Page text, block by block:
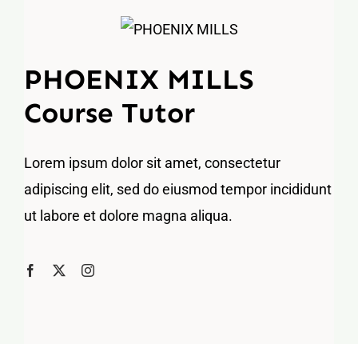
PHOENIX MILLS
Course Tutor
Lorem ipsum dolor sit amet, consectetur
adipiscing elit, sed do eiusmod tempor incididunt
ut labore et dolore magna aliqua.